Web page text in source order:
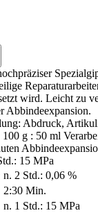
wird. Leicht zu
Abbindeexpansion.
Abdruck,
g : 50 ml
15 MPa
n. 2 Std.: 0,06 %
2:30 Min.
n. 1 Std.: 15 MPa